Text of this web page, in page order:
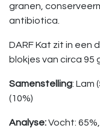
granen,
antibiotica.
DARF Kat zit in een
blokjes van circa 95
Samenstelling: Lam
(10%)
Analyse:Vocht: